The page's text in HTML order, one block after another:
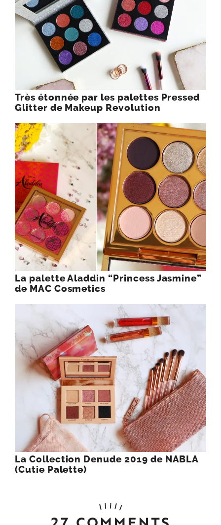
Très étonnée par les palettes Pressed
Glitter de Makeup Revolution
La palette Aladdin “Princess Jasmine”
de MAC Cosmetics
La Collection Denude 2019 de NABLA
(Cutie Palette)